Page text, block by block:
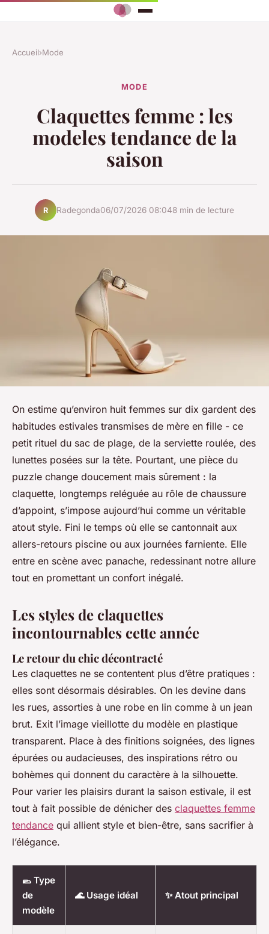
Accueil›Mode
MODE
Claquettes femme : les
modeles tendance de la
saison
R Radegonda06/07/2026 08:048 min de lecture
On estime qu’environ huit femmes sur dix gardent des
habitudes estivales transmises de mère en fille - ce
petit rituel du sac de plage, de la serviette roulée, des
lunettes posées sur la tête. Pourtant, une pièce du
puzzle change doucement mais sûrement : la
claquette, longtemps reléguée au rôle de chaussure
d’appoint, s’impose aujourd’hui comme un véritable
atout style. Fini le temps où elle se cantonnait aux
allers-retours piscine ou aux journées farniente. Elle
entre en scène avec panache, redessinant notre allure
tout en promettant un confort inégalé.
Les styles de claquettes
incontournables cette année
Le retour du chic décontracté
Les claquettes ne se contentent plus d’être pratiques :
elles sont désormais désirables. On les devine dans
les rues, assorties à une robe en lin comme à un jean
brut. Exit l’image vieillotte du modèle en plastique
transparent. Place à des finitions soignées, des lignes
épurées ou audacieuses, des inspirations rétro ou
bohèmes qui donnent du caractère à la silhouette.
Pour varier les plaisirs durant la saison estivale, il est
tout à fait possible de dénicher des claquettes femme
tendance qui allient style et bien-être, sans sacrifier à
l’élégance.
🥿 Type
de
modèle
🌊 Usage idéal ✨ Atout principal